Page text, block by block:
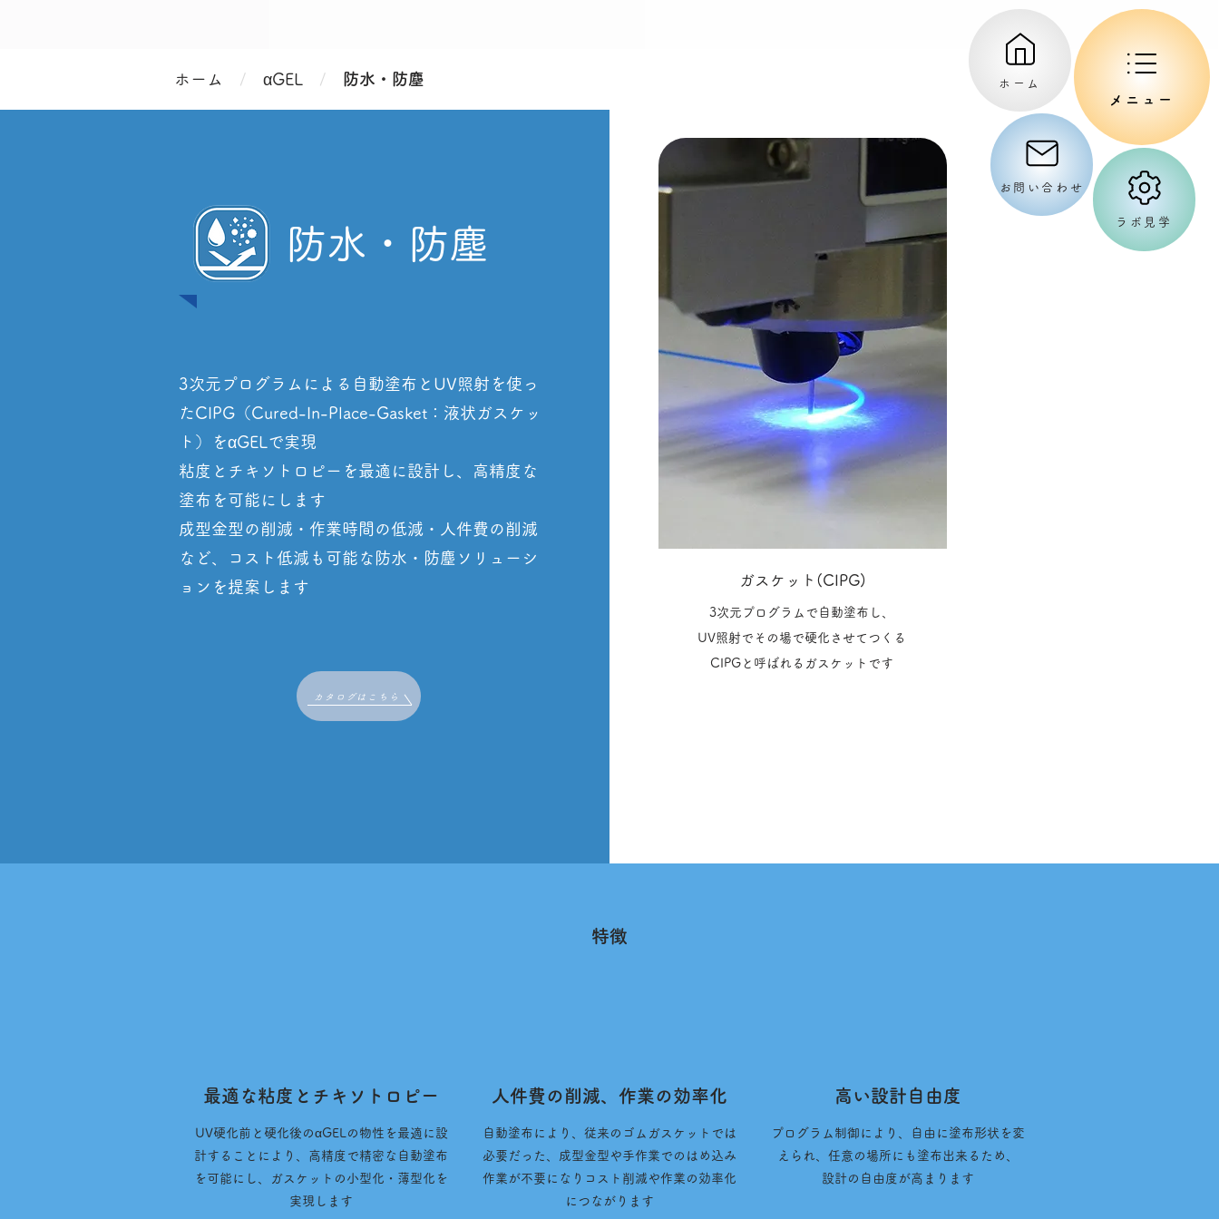
メニュー
ホーム
お問い合わせ
ラボ見学
ホーム / αGEL / 防水・防塵
​防水・防塵
3次元プログラムによる自動塗布とUV照射を使っ
たCIPG（Cured-In-Place-Gasket：液状ガスケッ
ト）をαGELで実現
粘度とチキソトロピーを最適に設計し、高精度な
塗布を可能にします
成型金型の削減・作業時間の低減・人件費の削減
など、コスト低減も可能な防水・防塵ソリューシ
ョンを提案します
カタログはこちら
ガスケット(CIPG)
3次元プログラムで自動塗布し、
UV照射でその場で硬化させてつくる
CIPGと呼ばれるガスケットです
特徴
最適な粘度とチキソトロピー
UV硬化前と硬化後のαGELの物性を最適に設
計することにより、高精度で精密な自動塗布
を可能にし、ガスケットの小型化・薄型化を
実現します
人件費の削減、作業の効率化
自動塗布により、従来のゴムガスケットでは
必要だった、成型金型や手作業でのはめ込み
作業が不要になりコスト削減や作業の効率化
につながります
高い設計自由度
プログラム制御により、自由に塗布形状を変
えられ、任意の場所にも塗布出来るため、
設計の自由度が高まります